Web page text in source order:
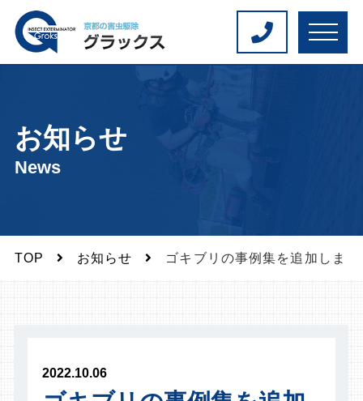
M
E
お知らせ
News
TOP お知らせ ゴキブリの事例集を追加しまし
2022.10.06